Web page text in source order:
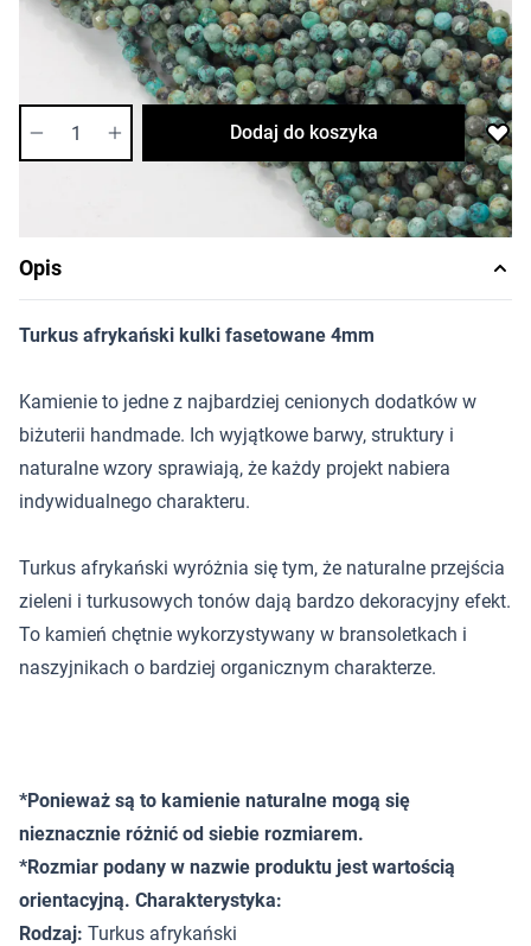
Ilość w opakowaniu: 8 szt.
Dostępność:wysoka
Dodaj do koszyka
Opis
Turkus afrykański kulki fasetowane 4mm
Kamienie to jedne z najbardziej cenionych dodatków w
biżuterii handmade. Ich wyjątkowe barwy, struktury i
naturalne wzory sprawiają, że każdy projekt nabiera
indywidualnego charakteru.
Turkus afrykański wyróżnia się tym, że naturalne przejścia
zieleni i turkusowych tonów dają bardzo dekoracyjny efekt.
To kamień chętnie wykorzystywany w bransoletkach i
naszyjnikach o bardziej organicznym charakterze.
*Ponieważ są to kamienie naturalne mogą się
nieznacznie różnić od siebie rozmiarem.
*Rozmiar podany w nazwie produktu jest wartością
orientacyjną. Charakterystyka:
Rodzaj: Turkus afrykański